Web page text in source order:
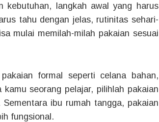
kebutuhan, langkah awal yang harus
tahu dengan jelas, rutinitas sehari-
mulai memilah-milah pakaian sesuai
formal seperti celana bahan,
seorang pelajar, pilihlah pakaian
ibu rumah tangga, pakaian
fungsional.